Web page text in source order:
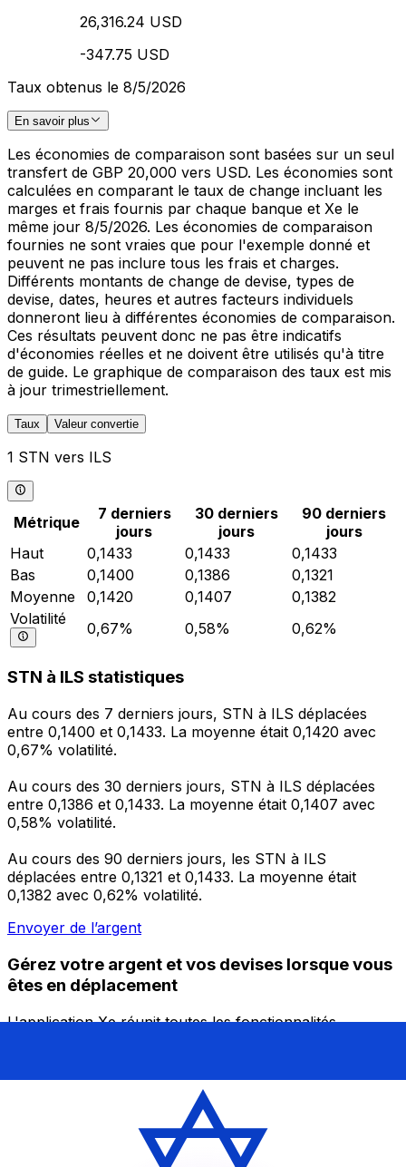
26,316.24 USD
-347.75 USD
Taux obtenus le 8/5/2026
En savoir plus
Les économies de comparaison sont basées sur un seul
transfert de GBP 20,000 vers USD. Les économies sont
calculées en comparant le taux de change incluant les
marges et frais fournis par chaque banque et Xe le
même jour 8/5/2026. Les économies de comparaison
fournies ne sont vraies que pour l'exemple donné et
peuvent ne pas inclure tous les frais et charges.
Différents montants de change de devise, types de
devise, dates, heures et autres facteurs individuels
donneront lieu à différentes économies de comparaison.
Ces résultats peuvent donc ne pas être indicatifs
d'économies réelles et ne doivent être utilisés qu'à titre
de guide. Le graphique de comparaison des taux est mis
à jour trimestriellement.
Taux Valeur convertie
1 STN vers ILS
Métrique
7 derniers
jours
30 derniers
jours
90 derniers
jours
Haut
0,1433 0,1433
0,1433
Bas
0,1400 0,1386
0,1321
Moyenne
0,1420 0,1407
0,1382
Volatilité
0,67% 0,58% 0,62%
STN à ILS statistiques
Au cours des 7 derniers jours, STN à ILS déplacées
entre 0,1400 et 0,1433. La moyenne était 0,1420 avec
0,67% volatilité.
Au cours des 30 derniers jours, STN à ILS déplacées
entre 0,1386 et 0,1433. La moyenne était 0,1407 avec
0,58% volatilité.
Au cours des 90 derniers jours, les STN à ILS
déplacées entre 0,1321 et 0,1433. La moyenne était
0,1382 avec 0,62% volatilité.
Envoyer de l’argent
Gérez votre argent et vos devises lorsque vous
êtes en déplacement
L'application Xe réunit toutes les fonctionnalités
programmez des alertes de taux et transférez de
l'argent à l'étranger sans frais cachés. Téléchargez
l'application dès aujourd'hui !